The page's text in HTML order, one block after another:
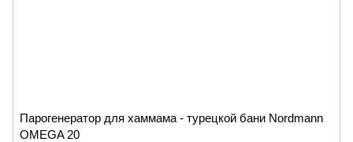
Парогенератор для хаммама - турецкой бани Nordmann
OMEGA 20